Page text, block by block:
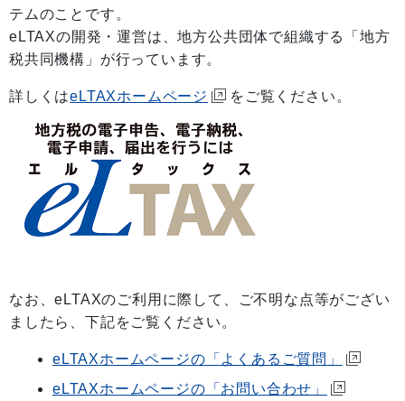
テムのことです。
eLTAXの開発・運営は、地方公共団体で組織する「地方
税共同機構」が行っています。
詳しくはeLTAXホームページ をご覧ください。
なお、eLTAXのご利用に際して、ご不明な点等がござい
ましたら、下記をご覧ください。
eLTAXホームページの「よくあるご質問」
eLTAXホームページの「お問い合わせ」